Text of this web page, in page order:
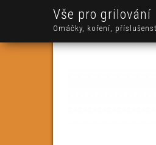
Vše pro grilování
Omáčky, koření,